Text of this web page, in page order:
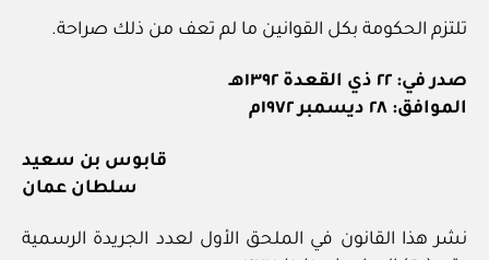
تلتزم الحكومة بكل القوانين ما لم تعف من ذلك صراحة.
صدر في: ٢٢ ذي القعدة ١٣٩٢هـ
الموافق: ٢٨ ديسمبر ١٩٧٢م
قابوس بن سعيد
سلطان عمان
نشر هذا القانون في الملحق الأول لعدد الجريدة الرسمية